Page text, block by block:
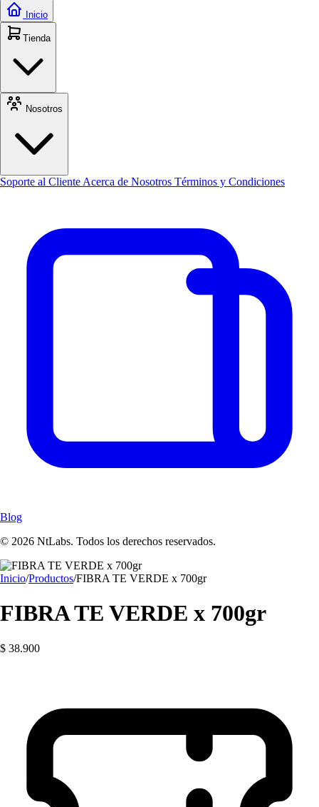
Inicio
Tienda
Nosotros
Soporte al Cliente Acerca de Nosotros Términos y Condiciones
Blog
© 2026 NtLabs. Todos los derechos reservados.
Inicio/Productos/FIBRA TE VERDE x 700gr
FIBRA TE VERDE x 700gr
$ 38.900